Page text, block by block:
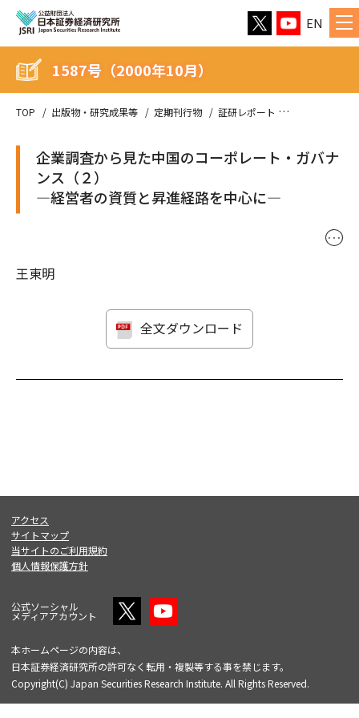
EN
TOP 出版物・研究成果等 定期刊行物 証研レポート
1587号（2000年10月）
企業調査から見た中国のコーポレート・ガバナ
ンス（２）
―経営者の資質と昇進経路を中心に―
･･･
王東明
全文ダウンロード
アクセス
サイトマップ
当サイトのご利用規約
個人情報保護方針
公式ソーシャル
メディアアカウント
本ホームページの内容は、
日本証券経済研究所の許可なく転用・複製等する事を禁じます。
Copyright(C) Japan Securities Research Institute. All Rights Reserved.